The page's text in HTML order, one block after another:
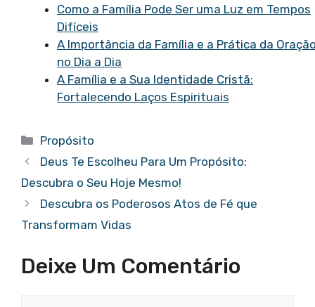
Como a Família Pode Ser uma Luz em Tempos
Difíceis
A Importância da Família e a Prática da
no Dia a Dia
A Família e a Sua Identidade Cristã:
Fortalecendo Laços Espirituais
Categorias
Propósito
Deus Te Escolheu Para Um Propósito:
Descubra o Seu Hoje Mesmo!
Descubra os Poderosos Atos de Fé que
Transformam Vidas
Deixe Um Comentário